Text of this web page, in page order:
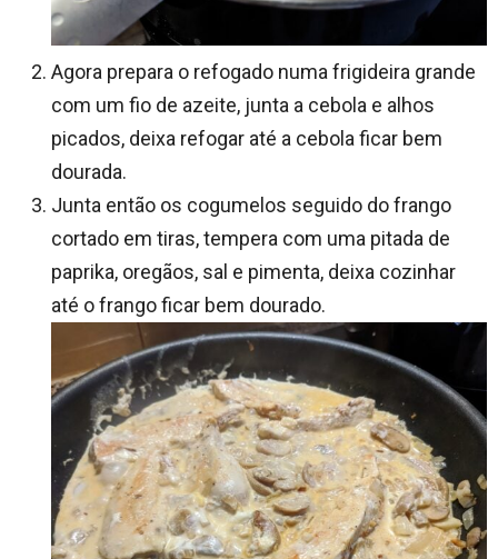
Agora prepara o refogado numa frigideira grande
com um fio de azeite, junta a cebola e alhos
picados, deixa refogar até a cebola ficar bem
dourada.
Junta então os cogumelos seguido do frango
cortado em tiras, tempera com uma pitada de
paprika, oregãos, sal e pimenta, deixa cozinhar
até o frango ficar bem dourado.